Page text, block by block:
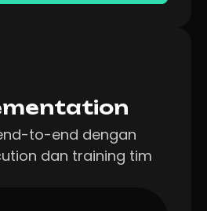
to-end dengan
dan training tim